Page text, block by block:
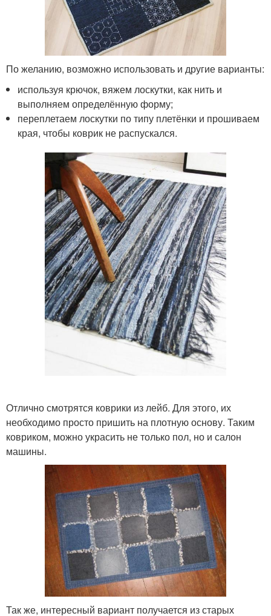
По желанию, возможно использовать и другие варианты:
используя крючок, вяжем лоскутки, как нить и
выполняем определённую форму;
переплетаем лоскутки по типу плетёнки и прошиваем
края, чтобы коврик не распускался.
Отлично смотрятся коврики из лейб. Для этого, их
необходимо просто пришить на плотную основу. Таким
ковриком, можно украсить не только пол, но и салон
машины.
Так же, интересный вариант получается из старых